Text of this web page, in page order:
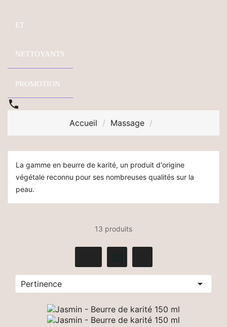
ET
NETTOYANTS
PROMOTION

Accueil Massage
La gamme en beurre de karité, un produit d'origine
végétale reconnu pour ses nombreuses qualités sur la
peau.
13 produits
Pertinence 